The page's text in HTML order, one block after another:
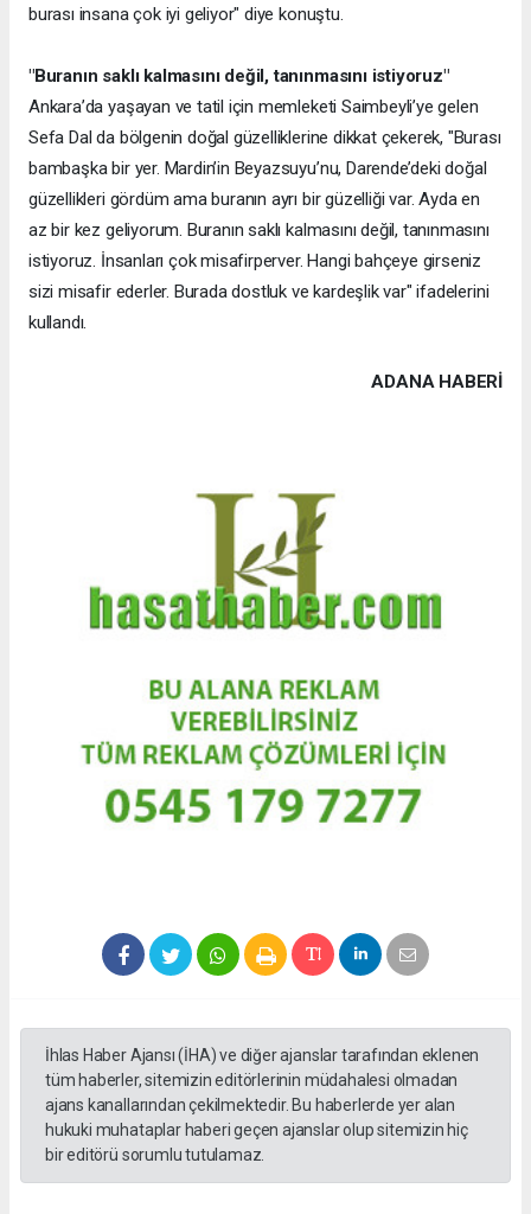
burası insana çok iyi geliyor" diye konuştu.
"Buranın saklı kalmasını değil, tanınmasını istiyoruz"
Ankara’da yaşayan ve tatil için memleketi Saimbeyli’ye gelen
Sefa Dal da bölgenin doğal güzelliklerine dikkat çekerek, "Burası
bambaşka bir yer. Mardin’in Beyazsuyu’nu, Darende’deki doğal
güzellikleri gördüm ama buranın ayrı bir güzelliği var. Ayda en
az bir kez geliyorum. Buranın saklı kalmasını değil, tanınmasını
istiyoruz. İnsanları çok misafirperver. Hangi bahçeye girseniz
sizi misafir ederler. Burada dostluk ve kardeşlik var" ifadelerini
kullandı.
ADANA HABERİ
İhlas Haber Ajansı (İHA) ve diğer ajanslar tarafından eklenen
tüm haberler, sitemizin editörlerinin müdahalesi olmadan
ajans kanallarından çekilmektedir. Bu haberlerde yer alan
hukuki muhataplar haberi geçen ajanslar olup sitemizin hiç
bir editörü sorumlu tutulamaz.